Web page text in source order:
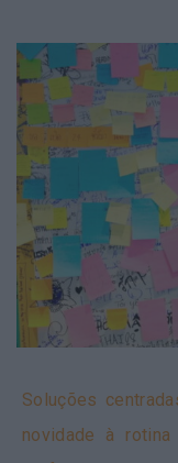
Soluções
novidade à